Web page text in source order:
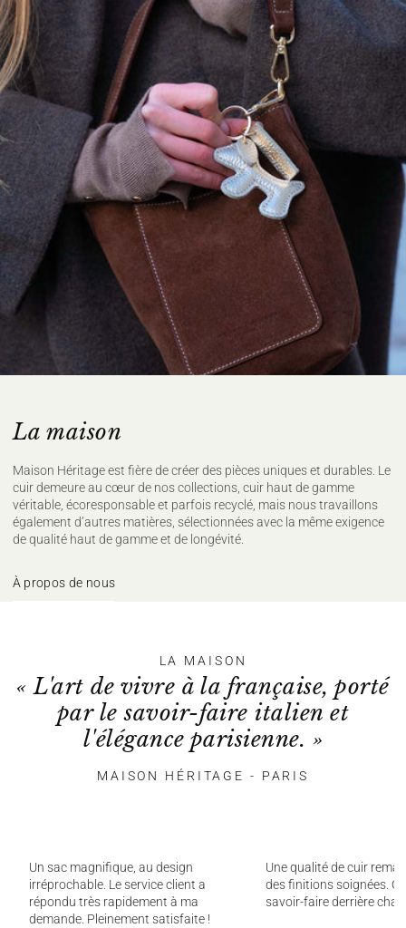
La maison
Maison Héritage est fière de créer des pièces uniques et durables. Le
cuir demeure au cœur de nos collections, cuir haut de gamme
véritable, écoresponsable et parfois recyclé, mais nous travaillons
également d’autres matières, sélectionnées avec la même exigence
de qualité haut de gamme et de longévité.
À propos de nous
LA MAISON
« L'art de vivre à la française, porté
par le savoir-faire italien et
l'élégance parisienne. »
MAISON HÉRITAGE - PARIS
Un sac magnifique, au design
irréprochable. Le service client a
répondu très rapidement à ma
demande. Pleinement satisfaite !
Une qualité de cuir
des finitions soignées.
savoir-faire derrière